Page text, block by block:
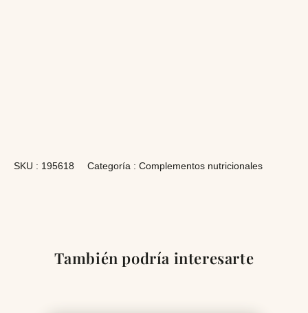
SKU : 195618 Categoría : Complementos nutricionales
También podría interesarte